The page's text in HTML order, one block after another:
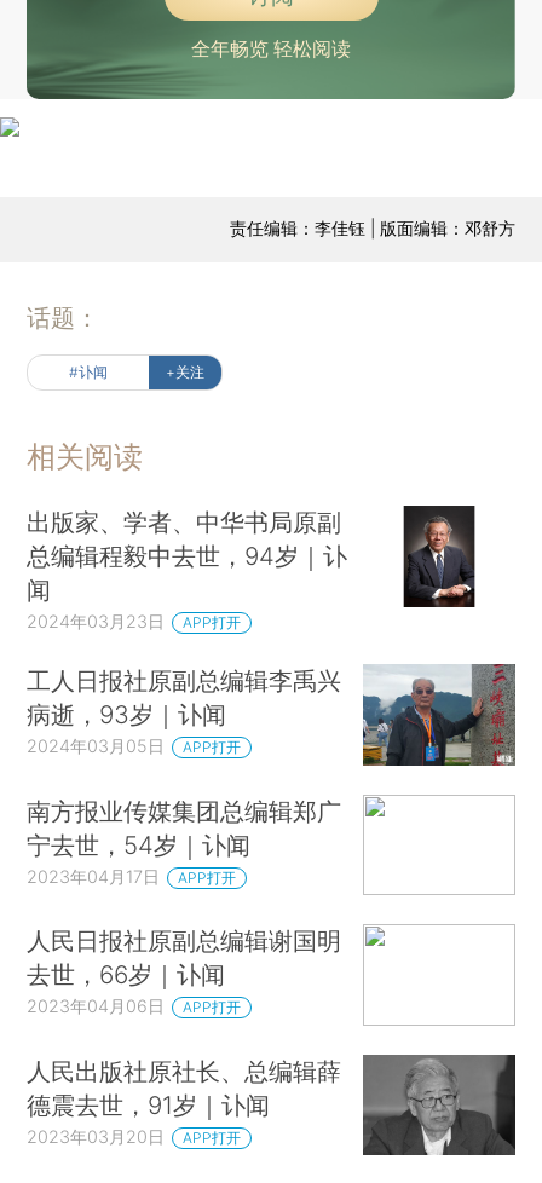
全年畅览 轻松阅读
责任编辑：李佳钰 | 版面编辑：邓舒方
话题：
#讣闻 +关注
相关阅读
出版家、学者、中华书局原副
总编辑程毅中去世，94岁｜讣
闻
2024年03月23日 APP打开
工人日报社原副总编辑李禹兴
病逝，93岁｜讣闻
2024年03月05日 APP打开
南方报业传媒集团总编辑郑广
宁去世，54岁｜讣闻
2023年04月17日 APP打开
人民日报社原副总编辑谢国明
去世，66岁｜讣闻
2023年04月06日 APP打开
人民出版社原社长、总编辑薛
德震去世，91岁｜讣闻
2023年03月20日 APP打开